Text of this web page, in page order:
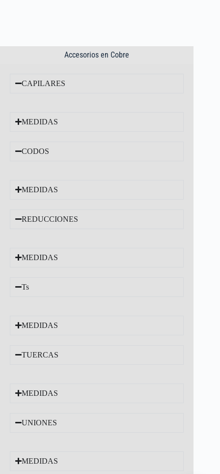
Accesorios en Cobre
CAPILARES
MEDIDAS
CODOS
MEDIDAS
REDUCCIONES
MEDIDAS
Ts
MEDIDAS
TUERCAS
MEDIDAS
UNIONES
MEDIDAS